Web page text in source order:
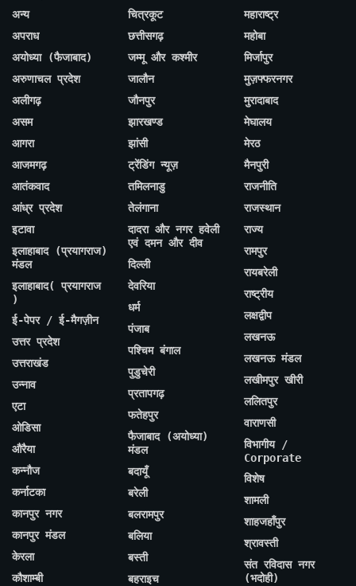
अन्य
अपराध
अयोध्या (फैजाबाद)
अरुणाचल प्रदेश
अलीगढ़
असम
आगरा
आजमगढ़
आतंकवाद
आंध्र प्रदेश
इटावा
इलाहाबाद (प्रयागराज)
मंडल
इलाहाबाद( प्रयागराज
)
ई-पेपर / ई-मैगज़ीन
उत्तर प्रदेश
उत्तराखंड
उन्नाव
एटा
ओडिसा
औरैया
कन्नौज
कर्नाटका
कानपुर नगर
कानपुर मंडल
केरला
कौशाम्बी
चित्रकूट
छत्तीसगढ़
जम्मू और कश्मीर
जालौन
जौनपुर
झारखण्ड
झांसी
ट्रेंडिंग न्यूज़
तमिलनाडु
तेलंगाना
दादरा और नगर हवेली
एवं दमन और दीव
दिल्ली
देवरिया
धर्म
पंजाब
पश्चिम बंगाल
पुडुचेरी
प्रतापगढ़
फतेहपुर
फैजाबाद (अयोध्या)
मंडल
बदायूँ
बरेली
बलरामपुर
बलिया
बस्ती
बहराइच
महाराष्ट्र
महोबा
मिर्जापुर
मुज़फ्फरनगर
मुरादाबाद
मेघालय
मेरठ
मैनपुरी
राजनीति
राजस्थान
राज्य
रामपुर
रायबरेली
राष्ट्रीय
लक्षद्वीप
लखनऊ
लखनऊ मंडल
लखीमपुर खीरी
ललितपुर
वाराणसी
विभागीय /
Corporate
विशेष
शामली
शाहजहाँपुर
श्रावस्ती
संत रविदास नगर
(भदोही)